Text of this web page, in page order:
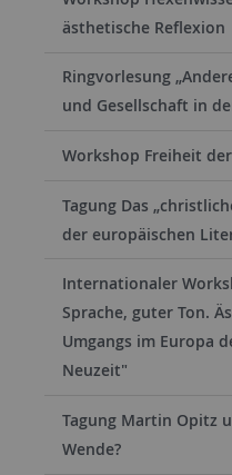
ästhetische Reflexion
Ringvorlesung
und Gesellschaft in
Workshop Freiheit
Tagung Das
der eu­ro­pä­i­schen
Internationaler
Sprache, guter Ton.
Umgangs im Europa
Neuzeit"
Tagung Martin Opitz
Wende?